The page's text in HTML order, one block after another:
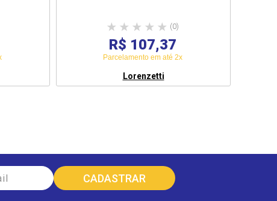
(0)
R$ 107,37
Parcelamento em até 2x
Lorenzetti